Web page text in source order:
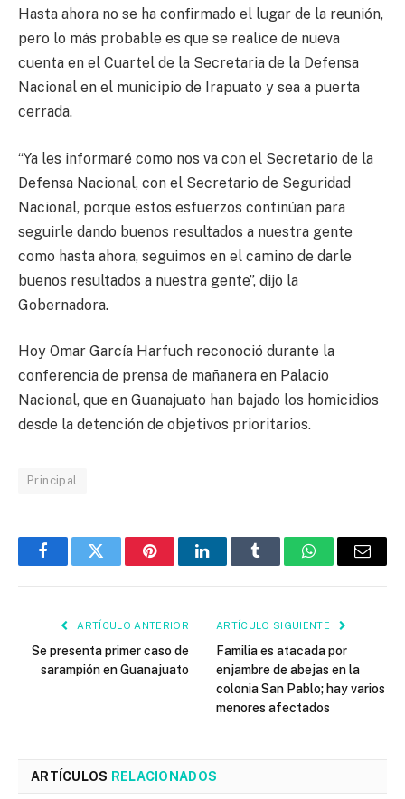
Hasta ahora no se ha confirmado el lugar de la reunión,
pero lo más probable es que se realice de nueva
cuenta en el Cuartel de la Secretaria de la Defensa
Nacional en el municipio de Irapuato y sea a puerta
cerrada.
“Ya les informaré como nos va con el Secretario de la
Defensa Nacional, con el Secretario de Seguridad
Nacional, porque estos esfuerzos continúan para
seguirle dando buenos resultados a nuestra gente
como hasta ahora, seguimos en el camino de darle
buenos resultados a nuestra gente”, dijo la
Gobernadora.
Hoy Omar García Harfuch reconoció durante la
conferencia de prensa de mañanera en Palacio
Nacional, que en Guanajuato han bajado los homicidios
desde la detención de objetivos prioritarios.
Principal
FacebookTwitter PinterestLinkedInTumblr WhatsAppEmail
ARTÍCULO ANTERIOR
Se presenta primer caso de
sarampión en Guanajuato
ARTÍCULO SIGUIENTE
Familia es atacada por
enjambre de abejas en la
colonia San Pablo; hay varios
menores afectados
ARTÍCULOS RELACIONADOS